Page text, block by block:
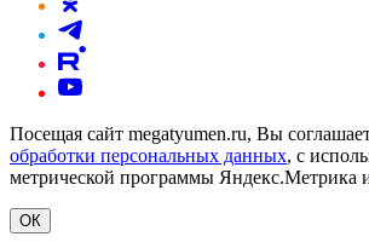
Посещая сайт megatyumen.ru, Вы
обработки персональных данных, с
метрической программы Яндекс.Метрика
ОК